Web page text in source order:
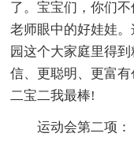
了。宝宝们，你们
老师眼中的好娃娃
园这个大家庭里得
信、更聪明、更富
二宝二我最棒!
运动会第二项：